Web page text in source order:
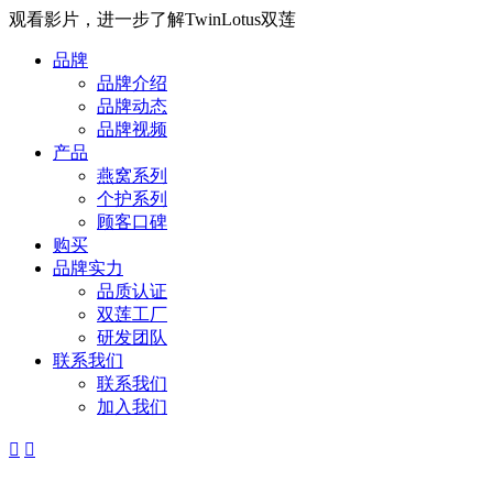
观看影片，进一步了解TwinLotus双莲
品牌
品牌介绍
品牌动态
品牌视频
产品
燕窝系列
个护系列
顾客口碑
购买
品牌实力
品质认证
双莲工厂
研发团队
联系我们
联系我们
加入我们
 